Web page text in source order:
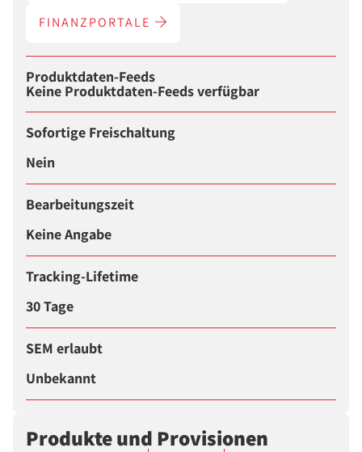
FINANZPORTALE
Produktdaten-Feeds
Keine Produktdaten-Feeds verfügbar
Sofortige Freischaltung
Nein
Bearbeitungszeit
Keine Angabe
Tracking-Lifetime
30 Tage
SEM erlaubt
Unbekannt
Produkte und Provisionen